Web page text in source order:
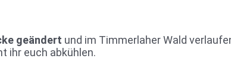
geändert und im Timmerlaher Wald
ihr euch abkühlen.